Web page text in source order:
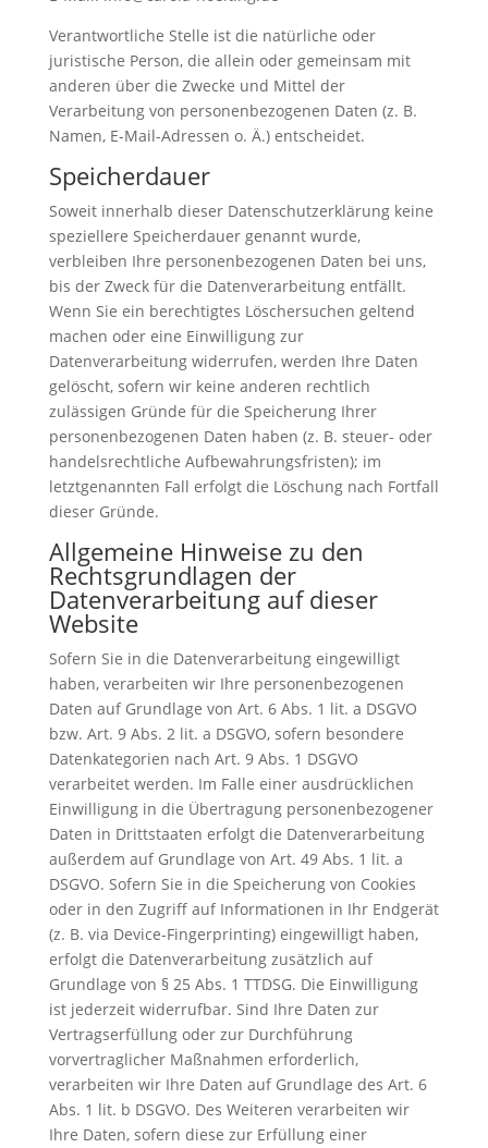
Verantwortliche Stelle ist die natürliche oder
juristische Person, die allein oder gemeinsam mit
anderen über die Zwecke und Mittel der
Verarbeitung von personenbezogenen Daten (z. B.
Namen, E-Mail-Adressen o. Ä.) entscheidet.
Speicherdauer
Soweit innerhalb dieser Datenschutzerklärung keine
speziellere Speicherdauer genannt wurde,
verbleiben Ihre personenbezogenen Daten bei uns,
bis der Zweck für die Datenverarbeitung entfällt.
Wenn Sie ein berechtigtes Löschersuchen geltend
machen oder eine Einwilligung zur
Datenverarbeitung widerrufen, werden Ihre Daten
gelöscht, sofern wir keine anderen rechtlich
zulässigen Gründe für die Speicherung Ihrer
personenbezogenen Daten haben (z. B. steuer- oder
handelsrechtliche Aufbewahrungsfristen); im
letztgenannten Fall erfolgt die Löschung nach Fortfall
dieser Gründe.
Allgemeine Hinweise zu den
Rechtsgrundlagen der
Datenverarbeitung auf dieser
Website
Sofern Sie in die Datenverarbeitung eingewilligt
haben, verarbeiten wir Ihre personenbezogenen
Daten auf Grundlage von Art. 6 Abs. 1 lit. a DSGVO
bzw. Art. 9 Abs. 2 lit. a DSGVO, sofern besondere
Datenkategorien nach Art. 9 Abs. 1 DSGVO
verarbeitet werden. Im Falle einer ausdrücklichen
Einwilligung in die Übertragung personenbezogener
Daten in Drittstaaten erfolgt die Datenverarbeitung
außerdem auf Grundlage von Art. 49 Abs. 1 lit. a
DSGVO. Sofern Sie in die Speicherung von Cookies
oder in den Zugriff auf Informationen in Ihr Endgerät
(z. B. via Device-Fingerprinting) eingewilligt haben,
erfolgt die Datenverarbeitung zusätzlich auf
Grundlage von § 25 Abs. 1 TTDSG. Die Einwilligung
ist jederzeit widerrufbar. Sind Ihre Daten zur
Vertragserfüllung oder zur Durchführung
vorvertraglicher Maßnahmen erforderlich,
verarbeiten wir Ihre Daten auf Grundlage des Art. 6
Abs. 1 lit. b DSGVO. Des Weiteren verarbeiten wir
Ihre Daten, sofern diese zur Erfüllung einer